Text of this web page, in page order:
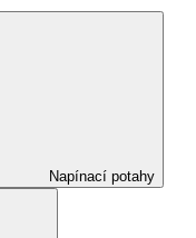
Napínací potahy